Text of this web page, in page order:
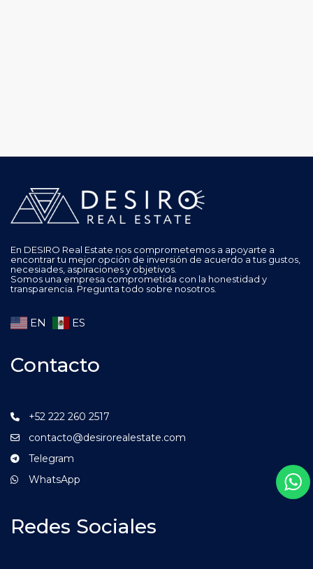
En DESIRO Real Estate nos comprometemos a apoyarte a
encontrar tu mejor opción de inversión de acuerdo a tus gustos,
necesiades, aspiraciones y objetivos.
Somos una empresa comprometida con la honestidad y
transparencia. Pregunta todo sobre nosotros.
EN ES
Contacto
+52 222 260 2517
contacto@desirorealestate.com
Telegram
WhatsApp
Redes Sociales